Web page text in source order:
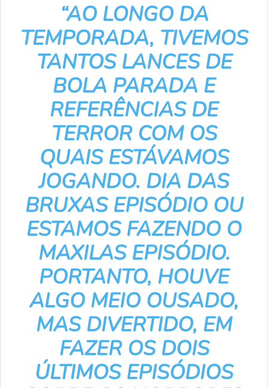
“AO LONGO DA
TEMPORADA, TIVEMOS
TANTOS LANCES DE
BOLA PARADA E
REFERÊNCIAS DE
TERROR COM OS
QUAIS ESTÁVAMOS
JOGANDO. DIA DAS
BRUXASEPISÓDIO OU
ESTAMOS FAZENDO O
MAXILASEPISÓDIO.
PORTANTO, HOUVE
ALGO MEIO OUSADO,
MAS DIVERTIDO, EM
FAZER OS DOIS
ÚLTIMOS EPISÓDIOS